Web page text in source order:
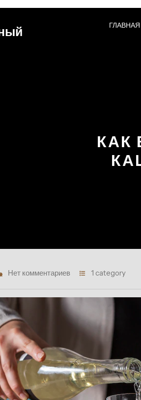
ГЛАВНАЯ
КАК
Нет комментариев 1 category